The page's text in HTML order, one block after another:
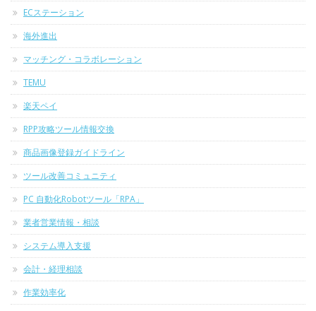
ECステーション
海外進出
マッチング・コラボレーション
TEMU
楽天ペイ
RPP攻略ツール情報交換
商品画像登録ガイドライン
ツール改善コミュニティ
PC 自動化Robotツール「RPA」
業者営業情報・相談
システム導入支援
会計・経理相談
作業効率化